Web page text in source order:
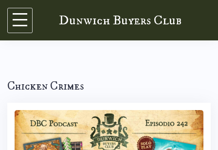
Skip
content
Dunwich Buyers Club
Chicken Crimes